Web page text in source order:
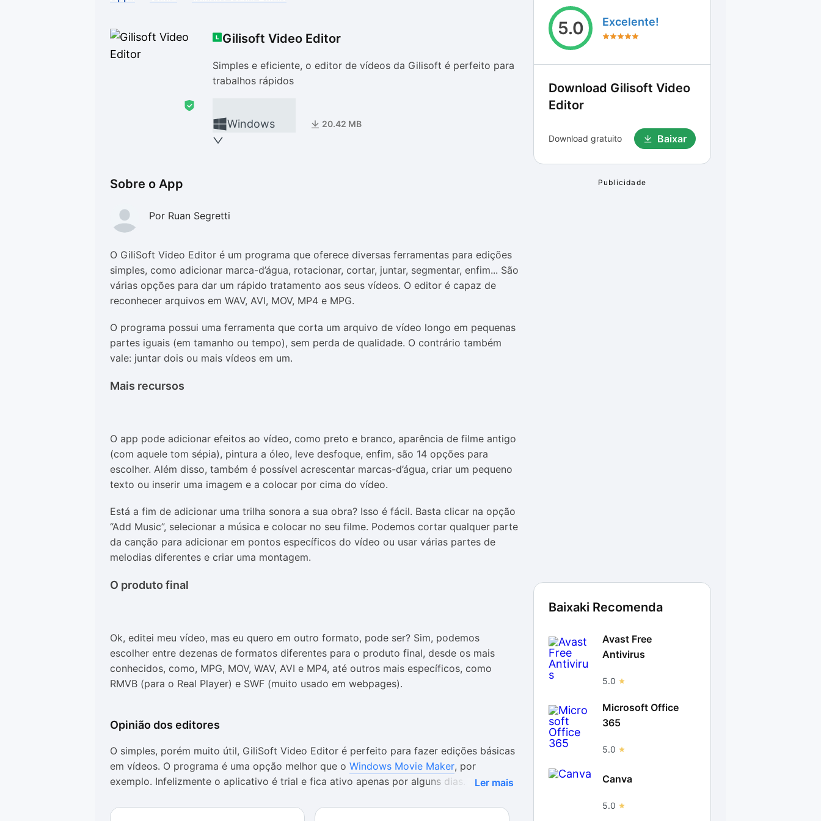
Gilisoft Video Editor
Simples e eficiente, o editor de vídeos da Gilisoft é perfeito para
trabalhos rápidos
Windows 20.42 MB
Sobre o App
Por Ruan Segretti
O GiliSoft Video Editor é um programa que oferece diversas ferramentas para edições
simples, como adicionar marca-d’água, rotacionar, cortar, juntar, segmentar, enfim... São
várias opções para dar um rápido tratamento aos seus vídeos. O editor é capaz de
reconhecer arquivos em WAV, AVI, MOV, MP4 e MPG.
O programa possui uma ferramenta que corta um arquivo de vídeo longo em pequenas
partes iguais (em tamanho ou tempo), sem perda de qualidade. O contrário também
vale: juntar dois ou mais vídeos em um.
Mais recursos
O app pode adicionar efeitos ao vídeo, como preto e branco, aparência de filme antigo
(com aquele tom sépia), pintura a óleo, leve desfoque, enfim, são 14 opções para
escolher. Além disso, também é possível acrescentar marcas-d’água, criar um pequeno
texto ou inserir uma imagem e a colocar por cima do vídeo.
Está a fim de adicionar uma trilha sonora a sua obra? Isso é fácil. Basta clicar na opção
“Add Music”, selecionar a música e colocar no seu filme. Podemos cortar qualquer parte
da canção para adicionar em pontos específicos do vídeo ou usar várias partes de
melodias diferentes e criar uma montagem.
O produto final
Ok, editei meu vídeo, mas eu quero em outro formato, pode ser? Sim, podemos
escolher entre dezenas de formatos diferentes para o produto final, desde os mais
conhecidos, como, MPG, MOV, WAV, AVI e MP4, até outros mais específicos, como
RMVB (para o Real Player) e SWF (muito usado em webpages).
Opinião dos editores
O simples, porém muito útil, GiliSoft Video Editor é perfeito para fazer edições básicas
em vídeos. O programa é uma opção melhor que o Windows Movie Maker, por
exemplo. Infelizmente o aplicativo é trial e fica ativo apenas por alguns dias.
Apesar disso, como um programa de edição básico, ele é perfeito. O aplicativo usa
Ler mais
5.0 Excelente!
Download Gilisoft Video
Editor
Download gratuito Baixar
Baixaki Recomenda
Avast Free
Antivirus
5.0
Microsoft Office
365
5.0
Canva
5.0